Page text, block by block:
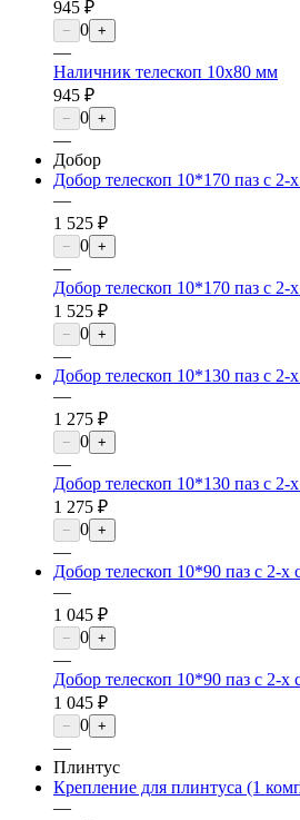
945 ₽
− 0 +
—
Наличник телескоп 10х80 мм
945 ₽
− 0 +
—
Добор
Добор телескоп 10*170 паз с 2-
—
1 525 ₽
− 0 +
—
Добор телескоп 10*170 паз с 2-
1 525 ₽
− 0 +
—
Добор телескоп 10*130 паз с 2-
—
1 275 ₽
− 0 +
—
Добор телескоп 10*130 паз с 2-
1 275 ₽
− 0 +
—
Добор телескоп 10*90 паз с 2-х
—
1 045 ₽
− 0 +
—
Добор телескоп 10*90 паз с 2-х
1 045 ₽
− 0 +
—
Плинтус
Крепление для плинтуса (1
—